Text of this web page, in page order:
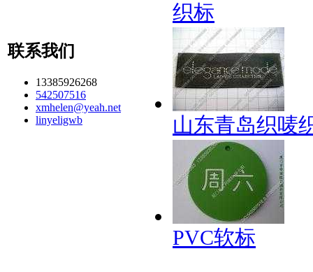
联系我们
13385926268
542507516
xmhelen@yeah.net
linyeligwb
织标
山东青岛织唛
PVC软标